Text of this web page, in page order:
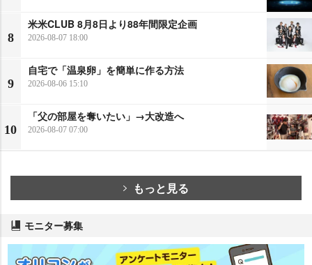
8
米米CLUB 8月8日より88年間限定企画
2026-08-07 18:00
9
自宅で「温泉卵」を簡単に作る方法
2026-08-06 15:10
10
「父の部屋を奪いたい」→大改造へ
2026-08-07 07:00
もっと見る
モニター募集